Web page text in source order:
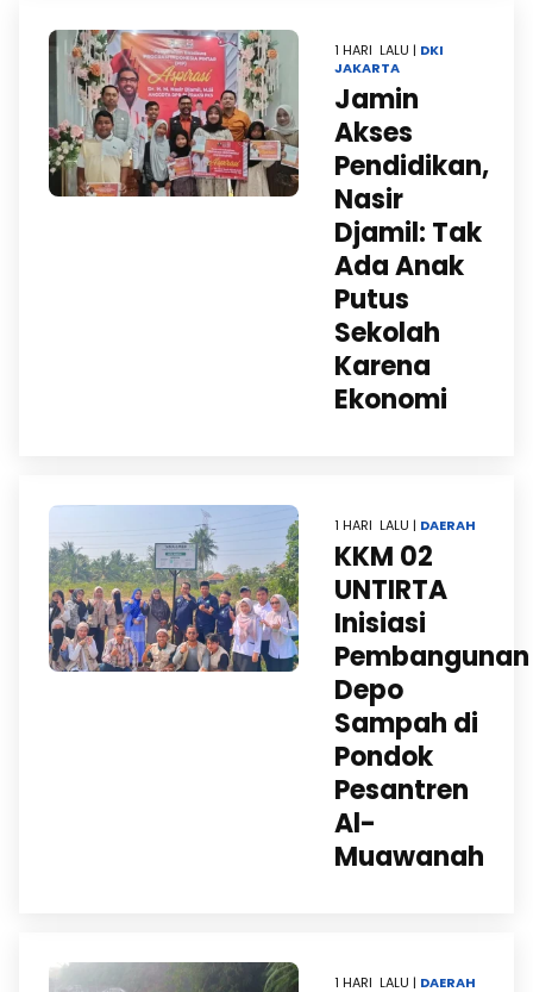
1 HARI LALU | DKI
JAKARTA
Jamin
Akses
Pendidikan,
Nasir
Djamil: Tak
Ada Anak
Putus
Sekolah
Karena
Ekonomi
1 HARI LALU | DAERAH
KKM 02
UNTIRTA
Inisiasi
Pembangunan
Depo
Sampah di
Pondok
Pesantren
Al-
Muawanah
1 HARI LALU | DAERAH